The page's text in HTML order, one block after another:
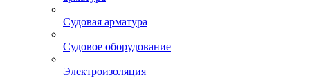
Судовая арматура
Судовое оборудование
Электроизоляция